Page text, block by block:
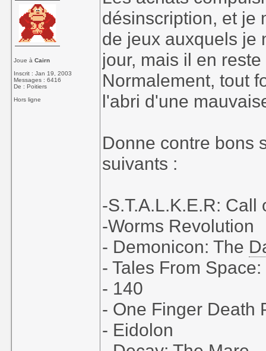
Joue àCairn
Inscrit : Jan 19, 2003
Messages : 6416
De : Poitiers
Hors ligne
désinscription, et je
de jeux auxquels je
jour, mais il en
Normalement, tout
l'abri d'une
Donne contre bons
suivants :
-S.T.A.L.K.E.R: Call
-Worms Revolution
- Demonicon: The
- Tales From
- 140
- One Finger Death
- Eidolon